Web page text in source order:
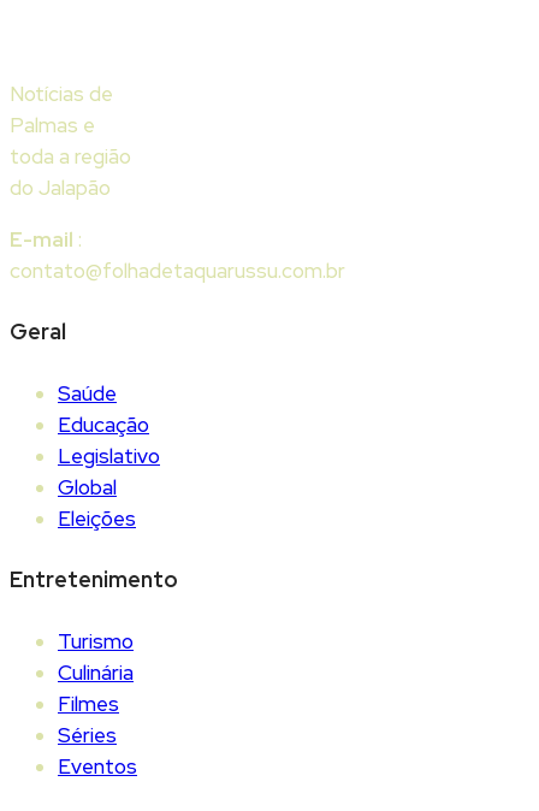
Notícias de
Palmas e
toda a região
do Jalapão
E-mail :
contato@folhadetaquarussu.com.br
Geral
Saúde
Educação
Legislativo
Global
Eleições
Entretenimento
Turismo
Culinária
Filmes
Séries
Eventos